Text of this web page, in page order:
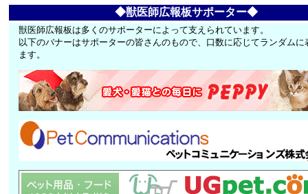
◆獣医師広報板サポーター◆
獣医師広報板は多くのサポーターによって支えられています。
以下のバナーはサポーターの皆さんのもので、口数に応じてランダムに
ます。